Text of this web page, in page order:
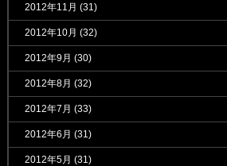
2012年11月 (31)
2012年10月 (32)
2012年9月 (30)
2012年8月 (32)
2012年7月 (33)
2012年6月 (31)
2012年5月 (31)